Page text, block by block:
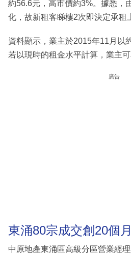
約56.6元，高市價約3%。據悉，
化，故新租客睇樓2次即決定承租
資料顯示，業主於2015年11月以
若以現時的租金水平計算，業主可
廣告
東涌80宗成交創20個
中原地產東涌區高級分區營業經